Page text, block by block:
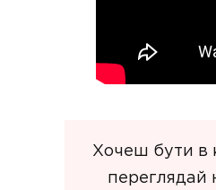
Хочеш бути в
переглядай